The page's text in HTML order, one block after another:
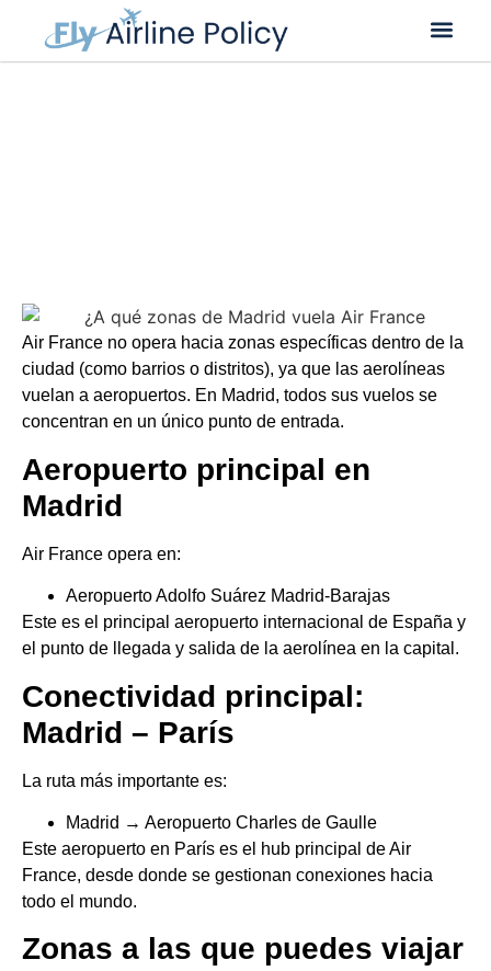
Air France no opera hacia zonas específicas dentro de la
ciudad (como barrios o distritos), ya que las aerolíneas
vuelan a aeropuertos. En Madrid, todos sus vuelos se
concentran en un único punto de entrada.
Aeropuerto principal en
Madrid
Air France opera en:
Aeropuerto Adolfo Suárez Madrid-Barajas
Este es el principal aeropuerto internacional de España y
el punto de llegada y salida de la aerolínea en la capital.
Conectividad principal:
Madrid – París
La ruta más importante es:
Madrid → Aeropuerto Charles de Gaulle
Este aeropuerto en París es el hub principal de Air
France, desde donde se gestionan conexiones hacia
todo el mundo.
Zonas a las que puedes viajar